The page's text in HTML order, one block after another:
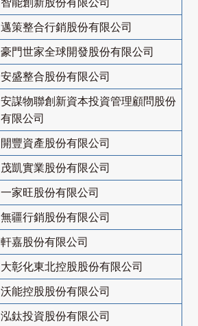
邁策整合行銷股份有限公司
豪門世家全球開發股份有限公司
安盛整合股份有限公司
安謀物聯創新資本投資管理顧問股份
有限公司
開豐資產股份有限公司
茂凱實業股份有限公司
一家旺股份有限公司
無疆行銷股份有限公司
軒嘉股份有限公司
大彰化東北控股股份有限公司
沃能控股股份有限公司
泓鈦投資股份有限公司